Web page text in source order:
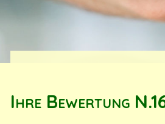
Ihre Bewertung